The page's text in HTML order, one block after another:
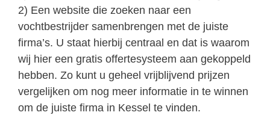
2) Een website die zoeken naar een
vochtbestrijder samenbrengen met de juiste
firma’s. U staat hierbij centraal en dat is waarom
wij hier een gratis offertesysteem aan gekoppeld
hebben. Zo kunt u geheel vrijblijvend prijzen
vergelijken om nog meer informatie in te winnen
om de juiste firma in Kessel te vinden.